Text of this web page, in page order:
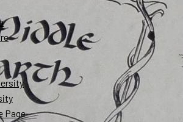
Page